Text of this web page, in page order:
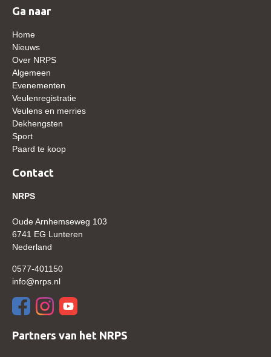
Verrichtingsonderzoek 2021-2022
Verrichtingsonderzoek 2020-2021
Verrichtingsonderzoek 2019-2020
Sport
Paard te koop
Inloggen
REGIO'S
Regio Midden
Regio West
Ga naar
Home
Nieuws
Over NRPS
Algemeen
Evenementen
Veulenregistratie
Veulens en merries
Dekhengsten
Sport
Paard te koop
Contact
NRPS
Oude Arnhemseweg 103
6741 EG Lunteren
Nederland
0577-401150
info@nrps.nl
Partners van het NRPS